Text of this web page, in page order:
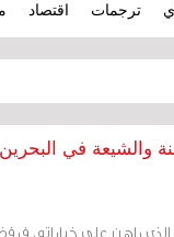
ترجمات اقتصاد
والشيعة في
راهن على خياراته،